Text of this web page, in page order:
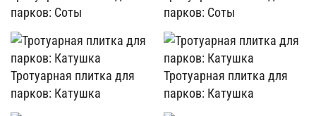
парков: Соты
парков: Соты
Тротуарная плитка для
парков: Катушка
Тротуарная плитка для
парков: Катушка